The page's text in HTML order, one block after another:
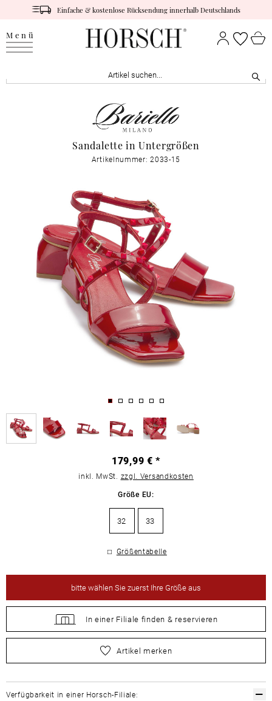
Einfache & kostenlose Rücksendung innerhalb Deutschlands
Menü
Sandalette in Untergrößen
Artikelnummer: 2033-15
179,99 € *
inkl. MwSt. zzgl. Versandkosten
Größe EU:
32 33
Größentabelle
bittewählen Sie zuerst Ihre Größe aus
In einer Filiale finden & reservieren
wählen Sie zuerst Ihre Größe aus
Artikel merken
Verfügbarkeit in einer Horsch-Filiale: